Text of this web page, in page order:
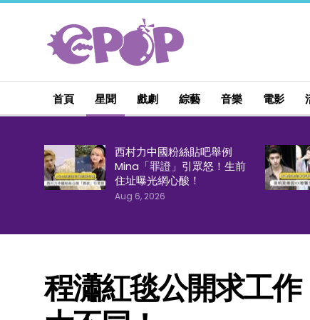
首頁 星聞 戲劇 綜藝 音樂 電影
西村力中國粉絲貼吧舉例
Mina「罪證」引眾怒！生前
住址曝光網心酸！
Aug 6, 2026
程瀟紅毯公開求工